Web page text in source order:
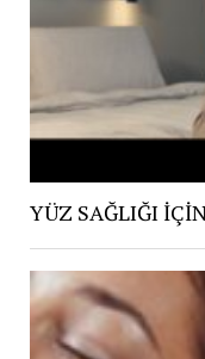
YÜZ SAĞLIĞI